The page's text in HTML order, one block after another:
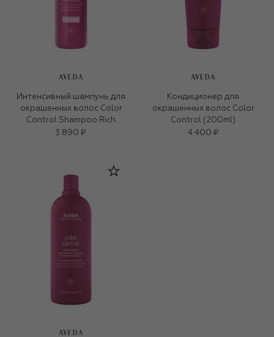
AVEDA
Интенсивный шампунь для
окрашенных волос Color
Control Shampoo Rich
(200ml)
3 890 ₽
AVEDA
Кондиционер для
окрашенных волос Color
Control (200ml)
4 400 ₽
AVEDA